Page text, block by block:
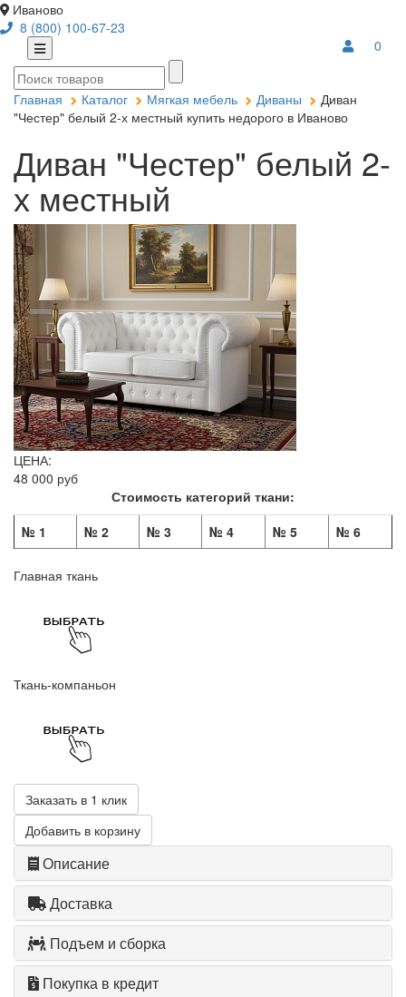
Иваново
8 (800) 100-67-23
0
Главная Каталог Мягкая мебель Диваны
Диван
"Честер" белый 2-х местный купить недорого в Иваново
Диван "Честер" белый 2-
х местный
ЦЕНА:
48 000 руб
Стоимость категорий ткани:
№ 1
№ 2 № 3 № 4 № 5 № 6
Главная ткань
Ткань-компаньон
Заказать в 1 клик
Добавить в корзину
Описание
Доставка
Подъем и сборка
Покупка в кредит